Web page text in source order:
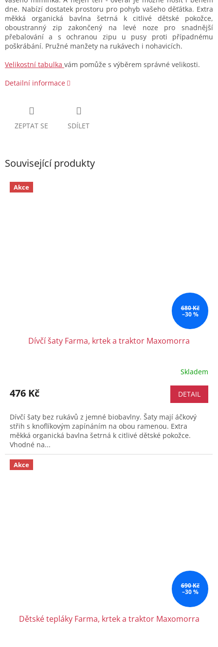
dne. Nabízí dostatek prostoru pro pohyb vašeho děťátka. Extra
měkká organická bavlna šetrná k citlivé dětské pokožce,
oboustranný zip zakončený na levé noze pro snadnější
přebalování a s ochranou zipu u pusy proti případnému
poškrábání. Pružné manžety na rukávech i nohavicích.
Velikostní tabulka vám pomůže s výběrem správné velikosti.
Detailní informace
ZEPTAT SE SDÍLET
Související produkty
Akce
680 Kč
–30 %
Dívčí šaty Farma, krtek a traktor Maxomorra
Skladem
476 Kč DETAIL
Dívčí šaty bez rukávů z jemné biobavlny. Šaty mají áčkový
střih s knoflíkovým zapínáním na obou ramenou. Extra
měkká organická bavlna šetrná k citlivé dětské pokožce.
Vhodné na...
Akce
690 Kč
–30 %
Dětské tepláky Farma, krtek a traktor Maxomorra